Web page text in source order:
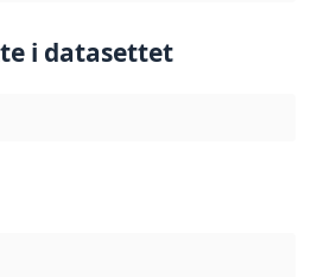
i datasettet